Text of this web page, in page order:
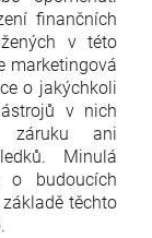
finančních
v této
marketingová
o jakýchkoli
v nich
záruku ani
Minulá
o budoucích
těchto